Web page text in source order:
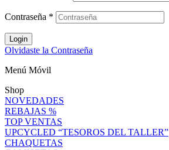
Contraseña *
Login
Olvidaste la Contraseña
Menú Móvil
Shop
NOVEDADES
REBAJAS %
TOP VENTAS
UPCYCLED “TESOROS DEL TALLER”
CHAQUETAS